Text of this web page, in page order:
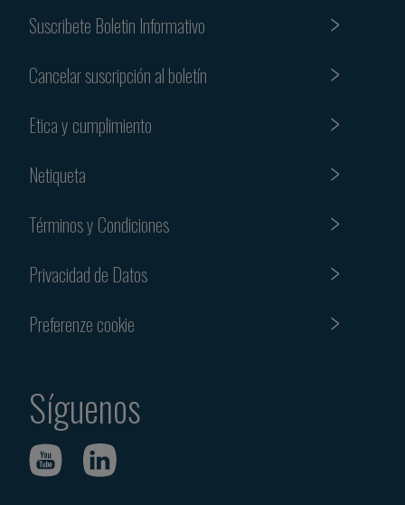
Suscribete Boletin Informativo
Cancelar suscripción al boletín
Etica y cumplimiento
Netiqueta
Términos y Condiciones
Privacidad de Datos
Preferenze cookie
Síguenos